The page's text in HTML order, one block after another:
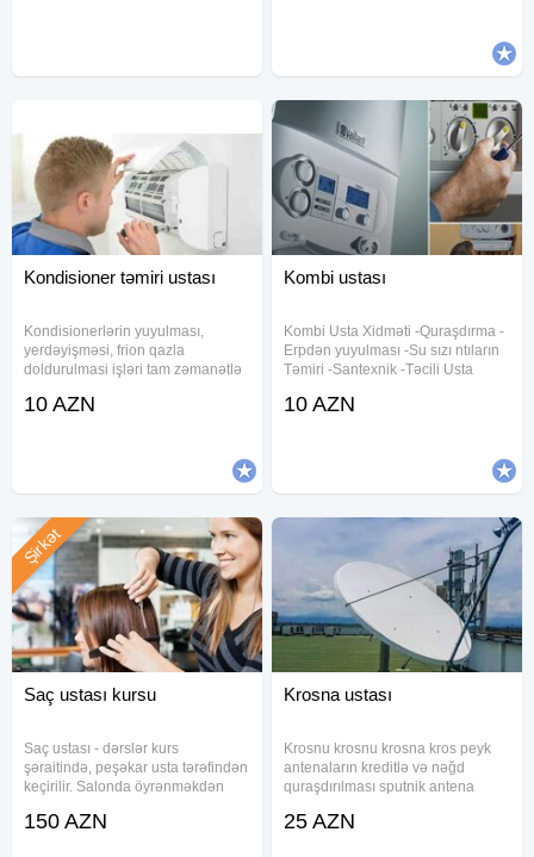
Kondisioner təmiri ustası
Kondisionerlərin yuyulması,
yerdəyişməsi, frion qazla
doldurulmasi işləri tam zəmanətlə
Elit, Panasonik, Beko, unionaer,
10 AZN
Kombi ustası
Kombi Usta Xidməti -Quraşdırma -
Erpdən yuyulması -Su sızı ntıların
Təmiri -Santexnik -Təcili Usta
her gun kombilerin temiri xidmeti
10 AZN
Saç ustası kursu
Saç ustası - dərslər kurs
şəraitində, peşəkar usta tərəfindən
keçirilir. Salonda öyrənməkdən
ilə məşğul olur. "Qıraqdan
Şirkət
150 AZN
Krosna ustası
Krosnu krosnu krosna kros peyk
antenaların kreditlə və nəğd
quraşdırılması sputnik antena
məhsul istifadə olunur Full Hd
25 AZN